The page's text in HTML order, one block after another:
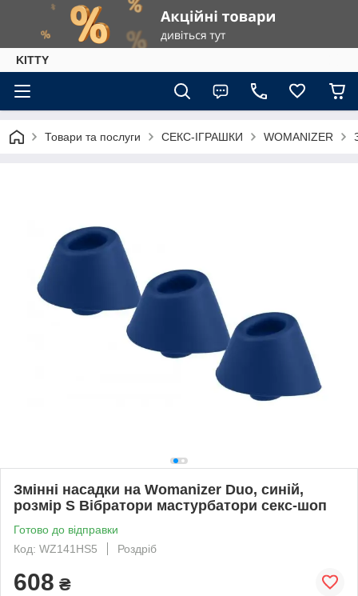
KITTY
Товари та послуги СЕКС-ІГРАШКИ WOMANIZER
Змінні насадки на Womanizer Duo, синій,
розмір S Вібратори мастурбатори секс-шоп
Готово до відправки
Код: WZ141HS5
Роздріб
608 ₴